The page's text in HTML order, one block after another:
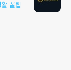
꿀팁